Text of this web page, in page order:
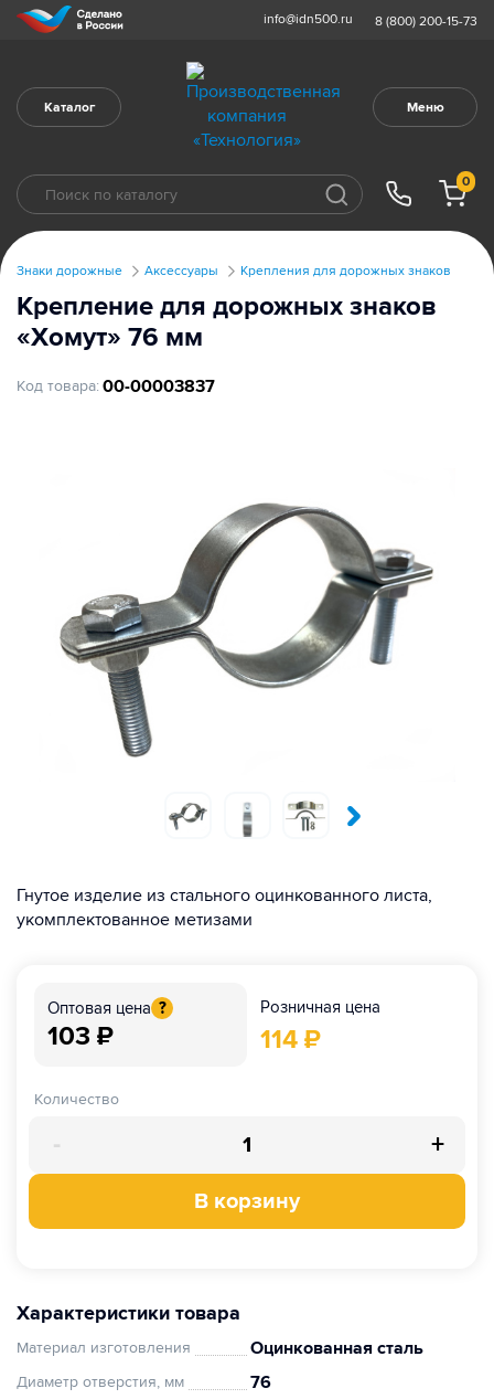
info@idn500.ru 8 (800) 200-15-73
Каталог Меню
0
Знаки дорожные Аксессуары Крепления для дорожных знаков
Крепление для дорожных знаков
«Хомут» 76 мм
Код товара: 00-00003837
Гнутое изделие из стального оцинкованного листа,
укомплектованное метизами
Оптовая цена ?
103 ₽
Розничная цена
114 ₽
Количество
- +
В корзину
Характеристики товара
Материал изготовления Оцинкованная сталь
Диаметр отверстия, мм 76